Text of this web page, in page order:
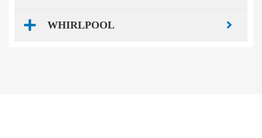
WHIRLPOOL